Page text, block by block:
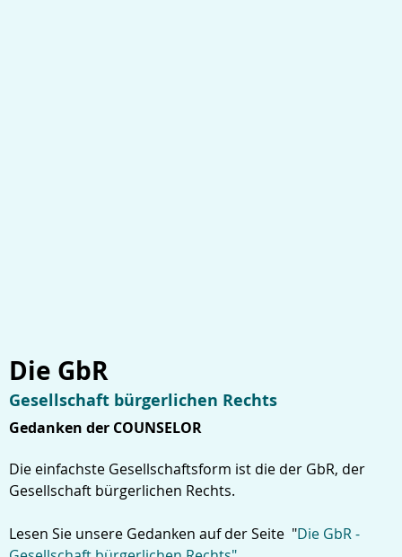
Die GbR
Gesellschaft bürgerlichen Rechts
Gedanken der COUNSELOR
Die einfachste Gesellschaftsform ist die der GbR, der
Gesellschaft bürgerlichen Rechts.
Lesen Sie unsere Gedanken auf der Seite "Die GbR -